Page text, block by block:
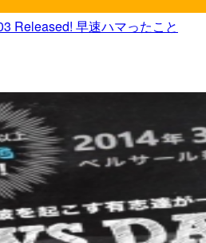
Released! 早速ハマったこと